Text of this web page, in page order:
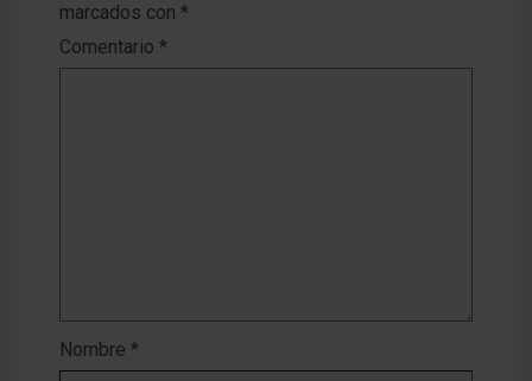
marcados con *
Comentario *
Nombre *